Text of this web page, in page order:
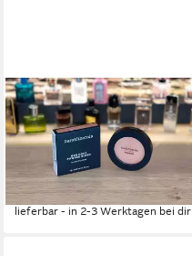
BAREMINERALS
Make-up bareMinerlas Gen
Nude Powder Blush "Beige
for Days" Farbe
20,00 €
(3.333,33 €/ 1 l)
lieferbar - in 2-3 Werktagen bei dir